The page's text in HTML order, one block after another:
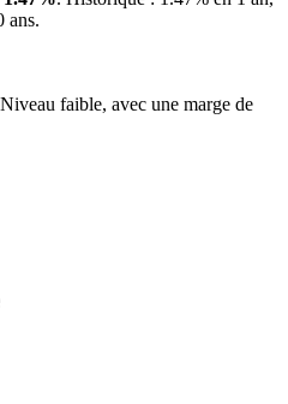
ans.
faible, avec une marge de